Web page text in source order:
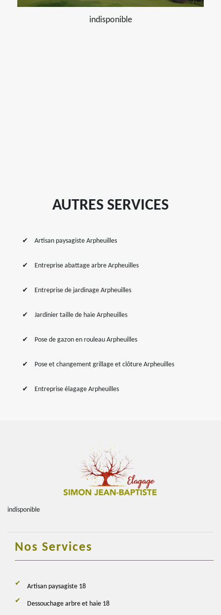
indisponible
AUTRES SERVICES
Artisan paysagiste Arpheuilles
Entreprise abattage arbre Arpheuilles
Entreprise de jardinage Arpheuilles
Jardinier taille de haie Arpheuilles
Pose de gazon en rouleau Arpheuilles
Pose et changement grillage et clôture Arpheuilles
Entreprise élagage Arpheuilles
indisponible
Nos Services
Artisan paysagiste 18
Dessouchage arbre et haie 18